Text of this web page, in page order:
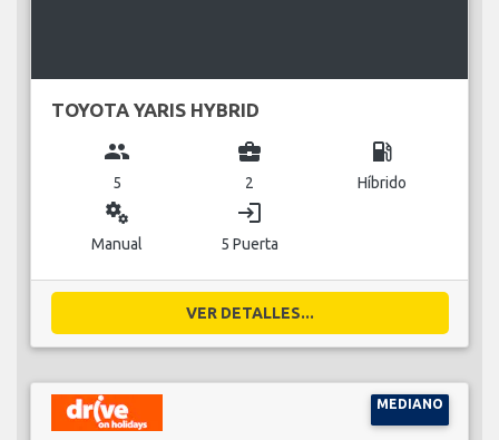
TOYOTA YARIS HYBRID
group
5
business_center
2
local_gas_station
Híbrido
miscellaneous_services
Manual
login
5 Puerta
VER DETALLES...
MEDIANO